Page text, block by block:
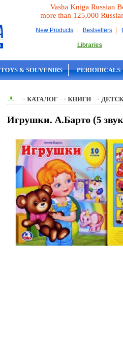
Vasha Kniga Russian
more than 125,000
New Products | Bestsellers |
Libraries
TOYS & SOUVENIRS PERIODICALS
КАТАЛОГ КНИГИ
Игрушки. А.Барто (5